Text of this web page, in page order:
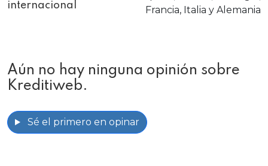
internacional
Francia, Italia y Alemania
Aún no hay ninguna opinión sobre
Kreditiweb.
Sé el primero en opinar